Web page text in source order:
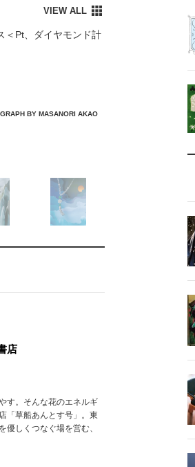
＜Pt、ダイヤモンド計
BY MASANORI AKAO
店
す。そんな花のエネルギ
「草船あんとす号」。東
優しくつなぐ場を営む、